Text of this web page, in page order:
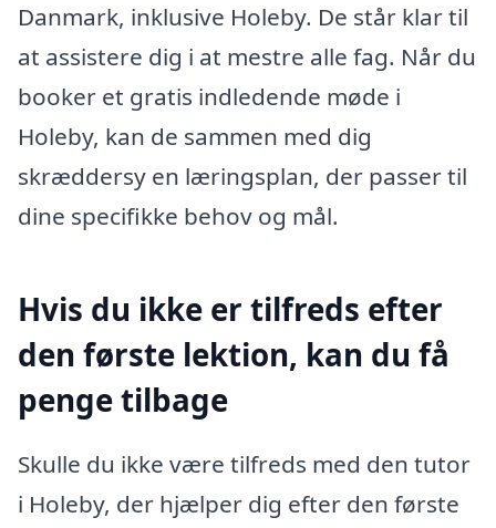
Danmark, inklusive Holeby. De står klar til
at assistere dig i at mestre alle fag. Når du
booker et gratis indledende møde i
Holeby, kan de sammen med dig
skræddersy en læringsplan, der passer til
dine specifikke behov og mål.
Hvis du ikke er tilfreds efter
den første lektion, kan du få
penge tilbage
Skulle du ikke være tilfreds med den tutor
i Holeby, der hjælper dig efter den første